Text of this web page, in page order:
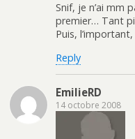
Snif, je n’ai mm
premier… Tant
Puis,
Reply
EmilieRD
14 octobre 2008